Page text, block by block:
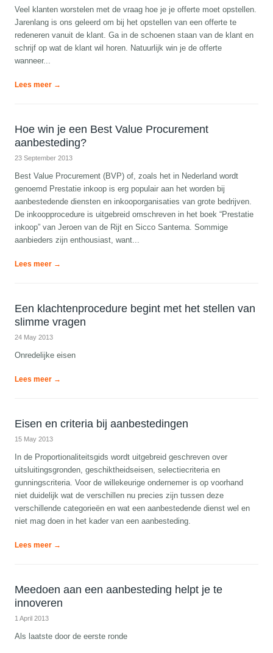
Veel klanten worstelen met de vraag hoe je je offerte moet opstellen.
Jarenlang is ons geleerd om bij het opstellen van een offerte te
redeneren vanuit de klant. Ga in de schoenen staan van de klant en
schrijf op wat de klant wil horen. Natuurlijk win je de offerte
wanneer...
Lees meer →
Hoe win je een Best Value Procurement
aanbesteding?
23 September 2013
Best Value Procurement (BVP) of, zoals het in Nederland wordt
genoemd Prestatie inkoop is erg populair aan het worden bij
aanbestedende diensten en inkooporganisaties van grote bedrijven.
De inkoopprocedure is uitgebreid omschreven in het boek “Prestatie
inkoop” van Jeroen van de Rijt en Sicco Santema. Sommige
aanbieders zijn enthousiast, want...
Lees meer →
Een klachtenprocedure begint met het stellen van
slimme vragen
24 May 2013
Onredelijke eisen
Lees meer →
Eisen en criteria bij aanbestedingen
15 May 2013
In de Proportionaliteitsgids wordt uitgebreid geschreven over
uitsluitingsgronden, geschiktheidseisen, selectiecriteria en
gunningscriteria. Voor de willekeurige ondernemer is op voorhand
niet duidelijk wat de verschillen nu precies zijn tussen deze
verschillende categorieën en wat een aanbestedende dienst wel en
niet mag doen in het kader van een aanbesteding.
Lees meer →
Meedoen aan een aanbesteding helpt je te
innoveren
1 April 2013
Als laatste door de eerste ronde